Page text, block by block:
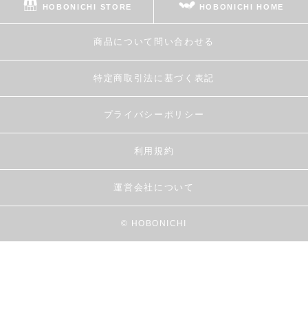
HOBONICHI STORE HOBONICHI HOME
商品について問い合わせる
特定商取引法に基づく表記
プライバシーポリシー
利用規約
運営会社について
© HOBONICHI